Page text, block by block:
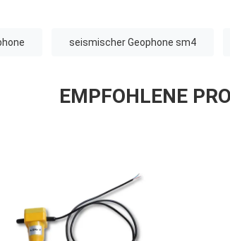
seismischer Geophone sm4
EMPFOHLENE